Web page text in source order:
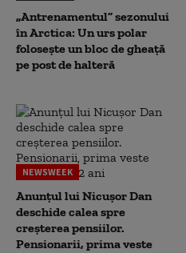
„Antrenamentul” sezonului
în Arctica: Un urs polar
folosește un bloc de gheață
pe post de halteră
NEWSWEEK
Anunțul lui Nicușor Dan
deschide calea spre
creșterea pensiilor.
Pensionarii, prima veste